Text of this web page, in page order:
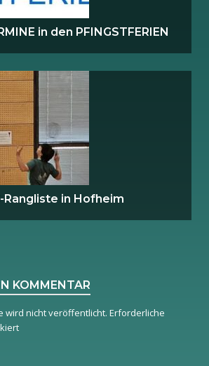
in den PFINGSTFERIEN
Rangliste in Hofheim
KOMMENTAR
wird nicht veröffentlicht. Erforderliche